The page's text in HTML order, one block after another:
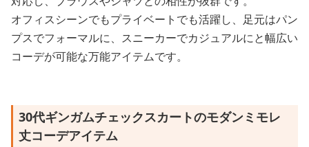
オフィスシーンでもプライベートでも活躍し、足元はパン
プスでフォーマルに、スニーカーでカジュアルにと幅広い
コーデが可能な万能アイテムです。
30代ギンガムチェックスカートのモダンミモレ
丈コーデアイテム